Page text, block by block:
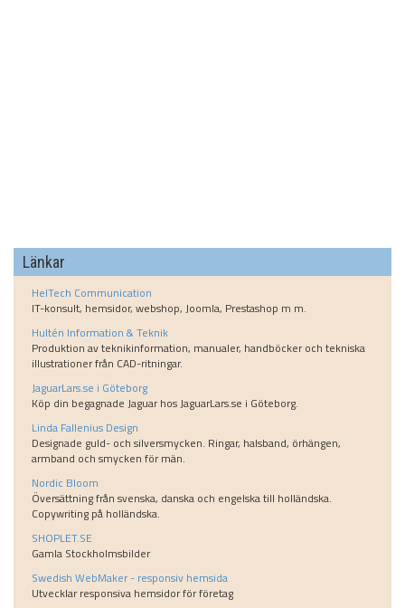
Länkar
HelTech Communication
IT-konsult, hemsidor, webshop, Joomla, Prestashop m m.
Hultén Information & Teknik
Produktion av teknikinformation, manualer, handböcker och tekniska
illustrationer från CAD-ritningar.
JaguarLars.se i Göteborg
Köp din begagnade Jaguar hos JaguarLars.se i Göteborg.
Linda Fallenius Design
Designade guld- och silversmycken. Ringar, halsband, örhängen,
armband och smycken för män.
Nordic Bloom
Översättning från svenska, danska och engelska till holländska.
Copywriting på holländska.
SHOPLET.SE
Gamla Stockholmsbilder
Swedish WebMaker - responsiv hemsida
Utvecklar responsiva hemsidor för företag